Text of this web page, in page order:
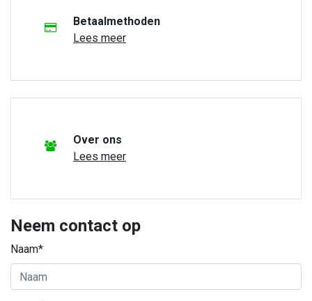
Betaalmethoden
Lees meer
Over ons
Lees meer
Neem contact op
Naam*